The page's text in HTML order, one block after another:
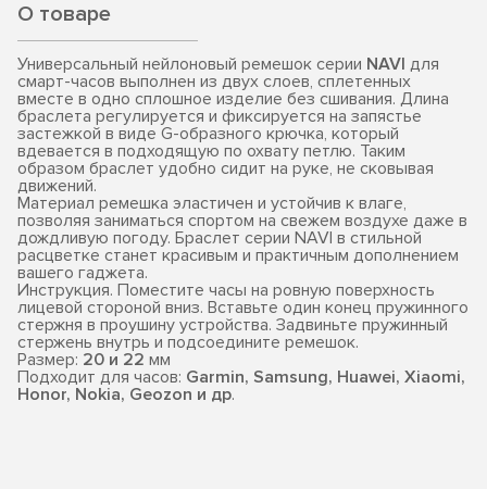
О товаре
Универсальный нейлоновый ремешок серии NAVI для
смарт-часов выполнен из двух слоев, сплетенных
вместе в одно сплошное изделие без сшивания. Длина
браслета регулируется и фиксируется на запястье
застежкой в виде G-образного крючка, который
вдевается в подходящую по охвату петлю. Таким
образом браслет удобно сидит на руке, не сковывая
движений.
Материал ремешка эластичен и устойчив к влаге,
позволяя заниматься спортом на свежем воздухе даже в
дождливую погоду. Браслет серии NAVI в стильной
расцветке станет красивым и практичным дополнением
вашего гаджета.
Инструкция. Поместите часы на ровную поверхность
лицевой стороной вниз. Вставьте один конец пружинного
стержня в проушину устройства. Задвиньте пружинный
стержень внутрь и подсоедините ремешок.
Размер: 20 и 22 мм
Подходит для часов: Garmin, Samsung, Huawei, Xiaomi,
Honor, Nokia, Geozon и др.